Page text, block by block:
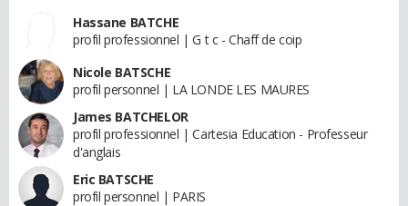
Hassane BATCHE
profil professionnel | G t c - Chaff de coip
Nicole BATSCHE
profil personnel | LA LONDE LES MAURES
James BATCHELOR
profil professionnel | Cartesia Education - Professeur
d'anglais
Eric BATSCHE
profil personnel | PARIS